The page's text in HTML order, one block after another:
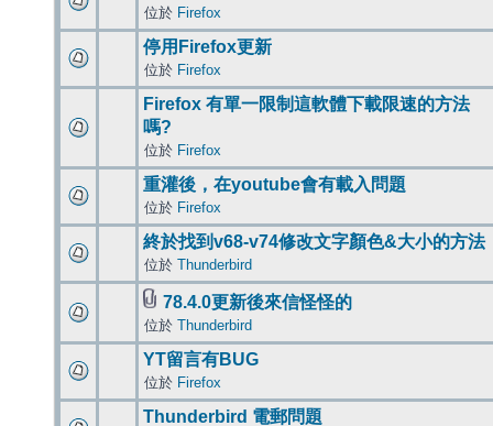
位於 Firefox
停用Firefox更新
位於 Firefox
Firefox 有單一限制這軟體下載限速的方法
嗎?
位於 Firefox
重灌後，在youtube會有載入問題
位於 Firefox
終於找到v68-v74修改文字顏色&大小的方法
位於 Thunderbird
78.4.0更新後來信怪怪的
位於 Thunderbird
YT留言有BUG
位於 Firefox
Thunderbird 電郵問題